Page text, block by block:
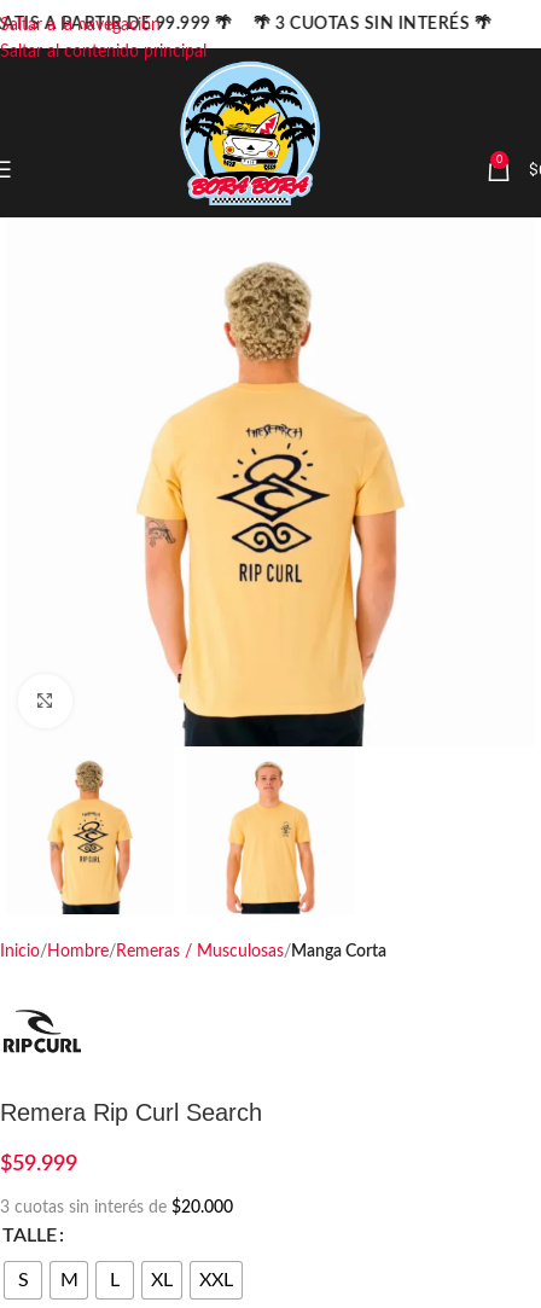
Saltar a la navegación
Saltar al contenido principal
0 $
Haga clic para ampliar
Inicio Hombre Remeras / Musculosas Manga Corta
Remera Rip Curl Search
$59.999
3 cuotas sin interés de $20.000
TALLE
S M L XL XXL
A PARTIR DE 99.999 🌴 🌴 3 CUOTAS SIN INTERÉS 🌴